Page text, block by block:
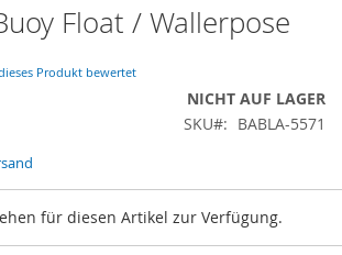
Float / Wallerpose
Produkt bewertet
NICHT AUF LAGER
SKU
BABLA-5571
für diesen Artikel zur Verfügung.